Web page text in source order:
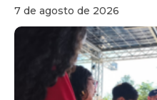
7 de agosto de 2026